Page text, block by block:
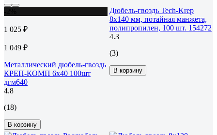
1 025 ₽
1 049 ₽
Металлический дюбель-гвоздь
КРЕП-КОМП 6х40 100шт
дгм640
4.8
(18)
В корзину
Дюбель-гвоздь Tech-Krep
8x140 мм, потайная манжета,
полипропилен, 100 шт. 154272
4.3
(3)
В корзину